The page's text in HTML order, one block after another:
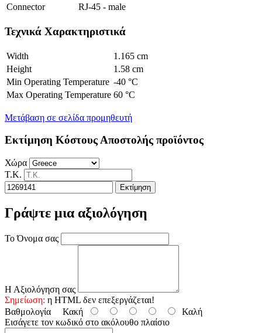
Connector
RJ-45 - male
Τεχνικά Χαρακτηριστικά
Width
1.165 cm
Height
1.58 cm
Min Operating Temperature -40 °C
Max Operating Temperature 60 °C
Μετάβαση σε σελίδα προμηθευτή
Εκτίμηση Κόστους Αποστολής προϊόντος
Χώρα
Τ.Κ.
Εκτίμηση
Γράψτε μια αξιολόγηση
Το Όνομα σας
Η Αξιολόγηση σας
Σημείωση: η HTML δεν επεξεργάζεται!
Βαθμολογία Κακή
Καλή
Εισάγετε τον κωδικό στο ακόλουθο πλαίσιο